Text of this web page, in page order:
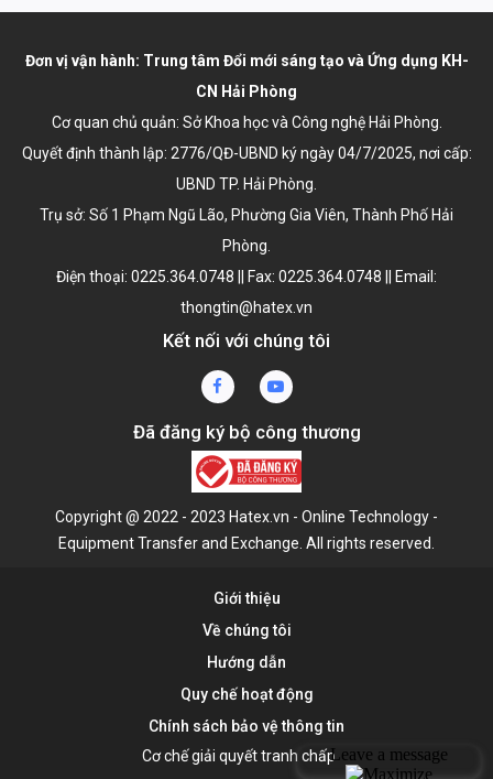
Đơn vị vận hành: Trung tâm Đổi mới sáng tạo và Ứng dụng KH-
CN Hải Phòng
Cơ quan chủ quản: Sở Khoa học và Công nghệ Hải Phòng.
Quyết định thành lập: 2776/QĐ-UBND ký ngày 04/7/2025, nơi cấp:
UBND TP. Hải Phòng.
Trụ sở: Số 1 Phạm Ngũ Lão, Phường Gia Viên, Thành Phố Hải
Phòng.
Điện thoại: 0225.364.0748 || Fax: 0225.364.0748 || Email:
thongtin@hatex.vn
Kết nối với chúng tôi
Đã đăng ký bộ công thương
Copyright @ 2022 - 2023 Hatex.vn - Online Technology -
Equipment Transfer and Exchange. All rights reserved.
Giới thiệu
Về chúng tôi
Hướng dẫn
Quy chế hoạt động
Chính sách bảo vệ thông tin
Cơ chế giải quyết tranh chấp